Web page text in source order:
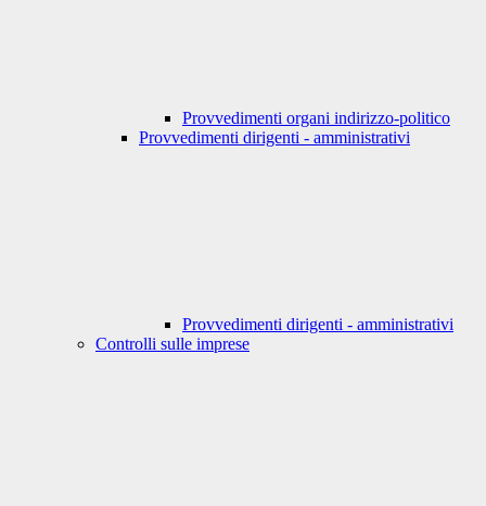
Provvedimenti organi indirizzo-politico
Provvedimenti dirigenti - amministrativi
Provvedimenti dirigenti - amministrativi
Controlli sulle imprese